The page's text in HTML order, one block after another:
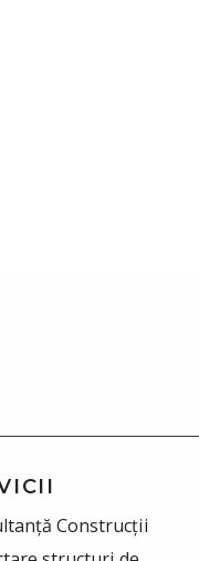
Construcții